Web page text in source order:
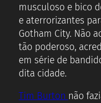
musculoso e bico
e aterrorizantes
Gotham City. Não
tão poderoso,
em série de
dita cidade.
Tim Burton não